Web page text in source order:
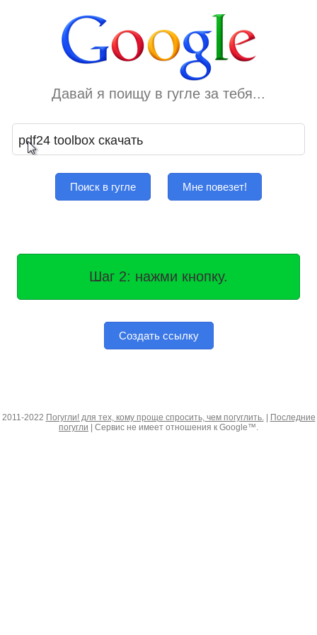
Давай я поищу в гугле за тебя...
Поиск в гугле Мне повезет!
Шаг 2: нажми кнопку.
Создать ссылку
2011-2022 Погугли! для тех, кому проще спросить, чем погуглить.|
Последние
погугли | Сервис не имеет отношения к Google™.